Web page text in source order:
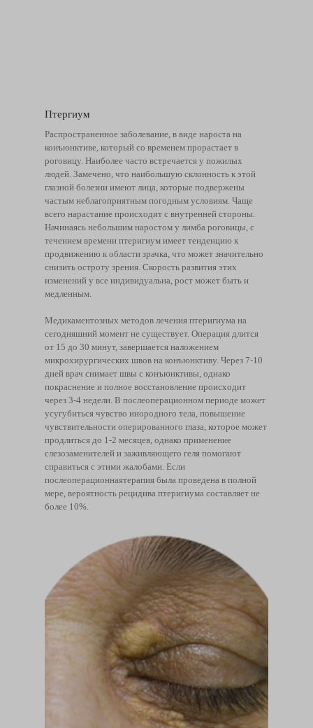
Птергиум
Распространенное заболевание, в виде нароста на
конъюнктиве, который со временем прорастает в
роговицу. Наиболее часто встречается у пожилых
людей. Замечено, что наибольшую склонность к этой
глазной болезни имеют лица, которые подвержены
частым неблагоприятным погодным условиям. Чаще
всего нарастание происходит с внутренней стороны.
Начинаясь небольшим наростом у лимба роговицы, с
течением времени птеригиум имеет тенденцию к
продвижению к области зрачка, что может значительно
снизить остроту зрения. Скорость развития этих
изменений у все индивидуальна, рост может быть и
медленным.
Медикаментозных методов лечения птеригиума на
сегодняшний момент не существует. Операция длится
от 15 до 30 минут, завершается наложением
микрохирургических швов на конъюнктиву. Через 7-10
дней врач снимает швы с конъюнктивы, однако
покраснение и полное восстановление происходит
через 3-4 недели. В послеоперационном периоде может
усугубиться чувство инородного тела, повышение
чувствительности оперированного глаза, которое может
продлиться до 1-2 месяцев, однако применение
слезозаменителей и заживляющего геля помогают
справиться с этими жалобами. Если
послеоперационнаятерапия была проведена в полной
мере, вероятность рецидива птеригиума составляет не
более 10%.